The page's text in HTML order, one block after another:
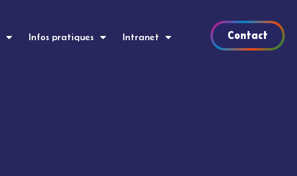
Infos pratiques Intranet Contact